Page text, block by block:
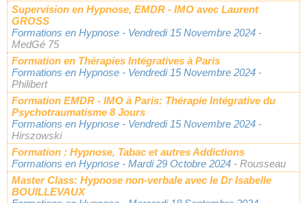
Supervision en Hypnose, EMDR - IMO avec Laurent
GROSS
Formations en Hypnose - Vendredi 15 Novembre 2024 -
MedGé 75
Formation en Thérapies Intégratives à Paris
Formations en Hypnose - Vendredi 15 Novembre 2024 -
Philibert
Formation EMDR - IMO à Paris: Thérapie Intégrative du
Psychotraumatisme 8 Jours
Formations en Hypnose - Vendredi 15 Novembre 2024 -
Hirszowski
Formation : Hypnose, Tabac et autres Addictions
Formations en Hypnose - Mardi 29 Octobre 2024 - Rousseau
Master Class: Hypnose non-verbale avec le Dr Isabelle
BOUILLEVAUX